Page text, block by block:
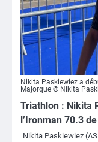
Nikita Paskiewiez a
Majorque © Nikita
Triathlon : Nikita
l’Ironman 70.3
Nikita Paskiewiez